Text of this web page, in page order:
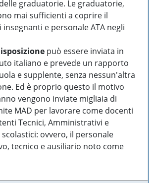
graduatorie. Le graduatorie,
mai sufficienti a coprire il
e personale ATA negli
può essere inviata in
italiano e prevede un rapporto
e supplente, senza nessun'altra
Ed è proprio questo il motivo
vengono inviate migliaia di
MAD per lavorare come docenti
Tecnici, Amministrativi e
ovvero, il personale
tecnico e ausiliario noto come